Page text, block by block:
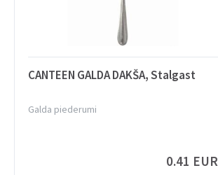
CANTEEN GALDA DAKŠA, Stalgast
Galda piederumi
0.41 EUR